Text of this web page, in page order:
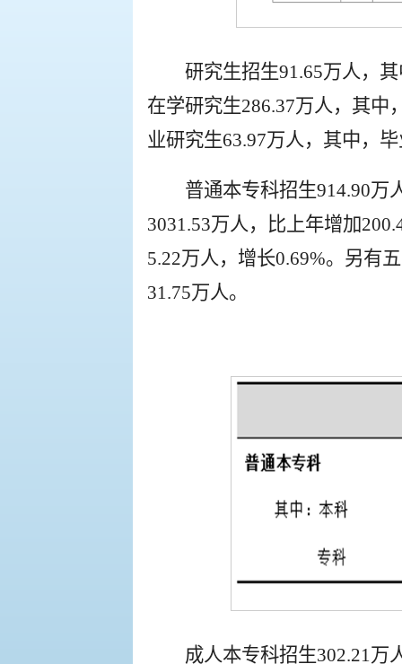
研究生招生91.65万人，
在学研究生286.37万人，其中
业研究生63.97万人，其中，
普通本专科招生914.90万
3031.53万人，比上年增加
5.22万人，增长0.69%。另有
31.75万人。
成人本专科招生302.21万